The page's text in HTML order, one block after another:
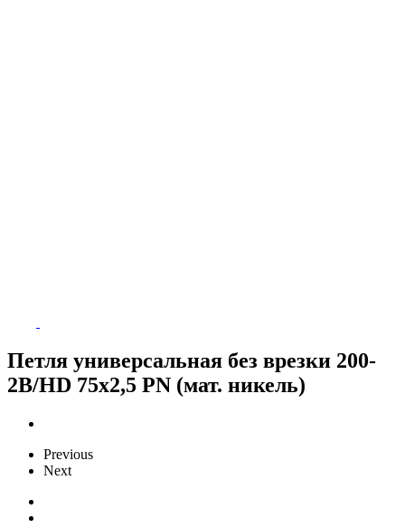
Петля универсальная без врезки 200-
2B/HD 75x2,5 PN (мат. никель)
Previous
Next